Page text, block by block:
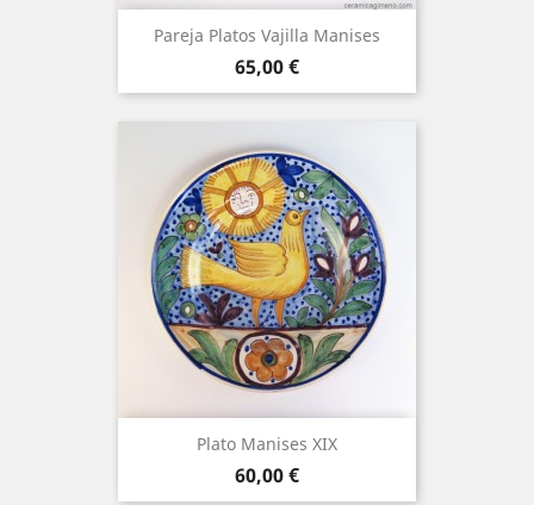
Pareja Platos Vajilla Manises
Precio
65,00 €
Plato Manises XIX
Precio
60,00 €